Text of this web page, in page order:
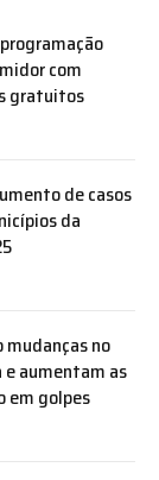
com
gratuitos
de casos
da
no
e aumentam as
em golpes